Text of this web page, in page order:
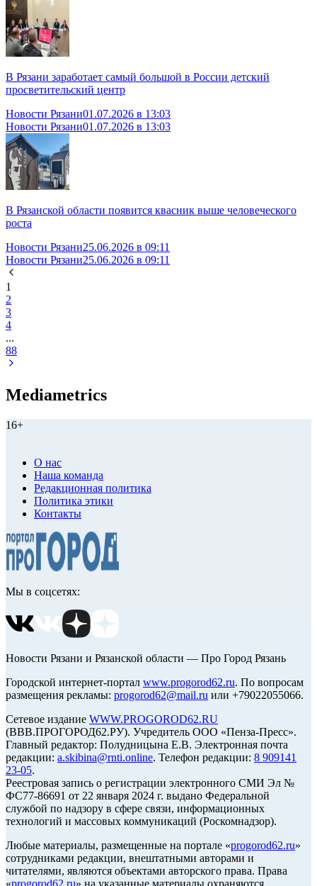
В Рязани заработает самый большой в России детский
просветительский центр
Новости Рязани01.07.2026 в 13:03
Новости Рязани01.07.2026 в 13:03
В Рязанской области появится квасник выше человеческого
роста
Новости Рязани25.06.2026 в 09:11
Новости Рязани25.06.2026 в 09:11
1
2
3
4
...
88
Mediametrics
16+
О нас
Наша команда
Редакционная политика
Политика этики
Контакты
Мы в соцсетях:
Новости Рязани и Рязанской области — Про Город Рязань
Городской интернет-портал www.progorod62.ru. По вопросам
размещения рекламы: progorod62@mail.ru или +79022055066.
Сетевое издание WWW.PROGOROD62.RU
(ВВВ.ПРОГОРОД62.РУ). Учредитель ООО «Пенза-Пресс».
Главный редактор: Полудницына Е.В. Электронная почта
редакции: a.skibina@rnti.online. Телефон редакции: 8 909141
23-05.
Реестровая запись о регистрации электронного СМИ Эл №
ФС77-86691 от 22 января 2024 г. выдано Федеральной
службой по надзору в сфере связи, информационных
технологий и массовых коммуникаций (Роскомнадзор).
Любые материалы, размещенные на портале «progorod62.ru»
сотрудниками редакции, внештатными авторами и
читателями, являются объектами авторского права. Права
«progorod62.ru» на указанные материалы охраняются